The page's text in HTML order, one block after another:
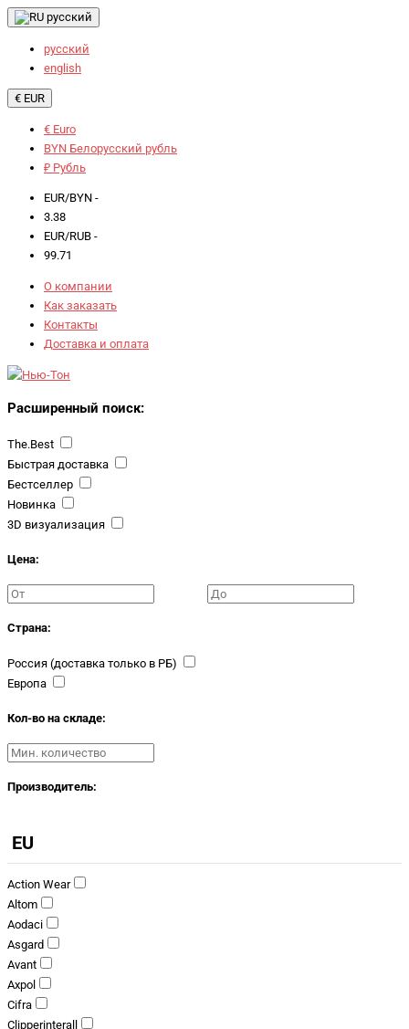
русский
русский
english
€ EUR
€ Euro
BYN Белорусский рубль
₽ Рубль
EUR/BYN -
3.38
EUR/RUB -
99.71
О компании
Как заказать
Контакты
Доставка и оплата
Расширенный поиск:
The.Best
Быстрая доставка
Бестселлер
Новинка
3D визуализация
Цена:
Страна:
Россия (доставка только в РБ)
Европа
Кол-во на складе:
Производитель:
EU
Action Wear
Altom
Aodaci
Asgard
Avant
Axpol
Cifra
Clipperinterall